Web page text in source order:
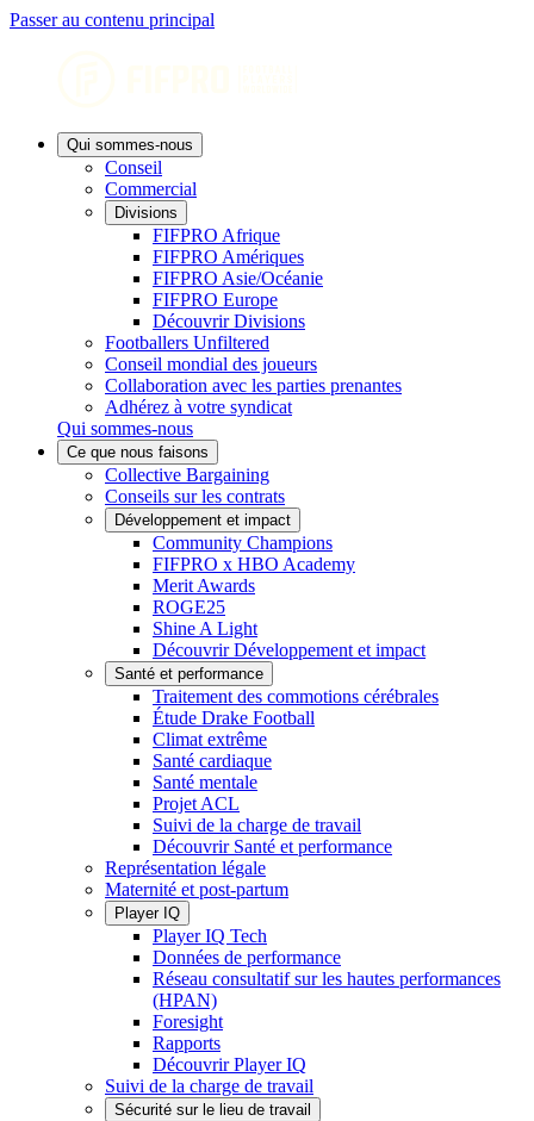
Passer au contenu principal
Qui sommes-nous
Conseil
Commercial
Divisions
FIFPRO Afrique
FIFPRO Amériques
FIFPRO Asie/Océanie
FIFPRO Europe
Découvrir Divisions
Footballers Unfiltered
Conseil mondial des joueurs
Collaboration avec les parties prenantes
Adhérez à votre syndicat
Qui sommes-nous
Ce que nous faisons
Collective Bargaining
Conseils sur les contrats
Développement et impact
Community Champions
FIFPRO x HBO Academy
Merit Awards
ROGE25
Shine A Light
Découvrir Développement et impact
Santé et performance
Traitement des commotions cérébrales
Étude Drake Football
Climat extrême
Santé cardiaque
Santé mentale
Projet ACL
Suivi de la charge de travail
Découvrir Santé et performance
Représentation légale
Maternité et post-partum
Player IQ
Player IQ Tech
Données de performance
Réseau consultatif sur les hautes performances
(HPAN)
Foresight
Rapports
Découvrir Player IQ
Suivi de la charge de travail
Sécurité sur le lieu de travail